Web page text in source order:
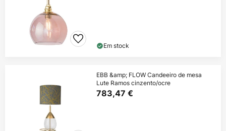
Em stock
EBB &amp; FLOW Candeeiro de mesa
Lute Ramos cinzento/ocre
783,47 €